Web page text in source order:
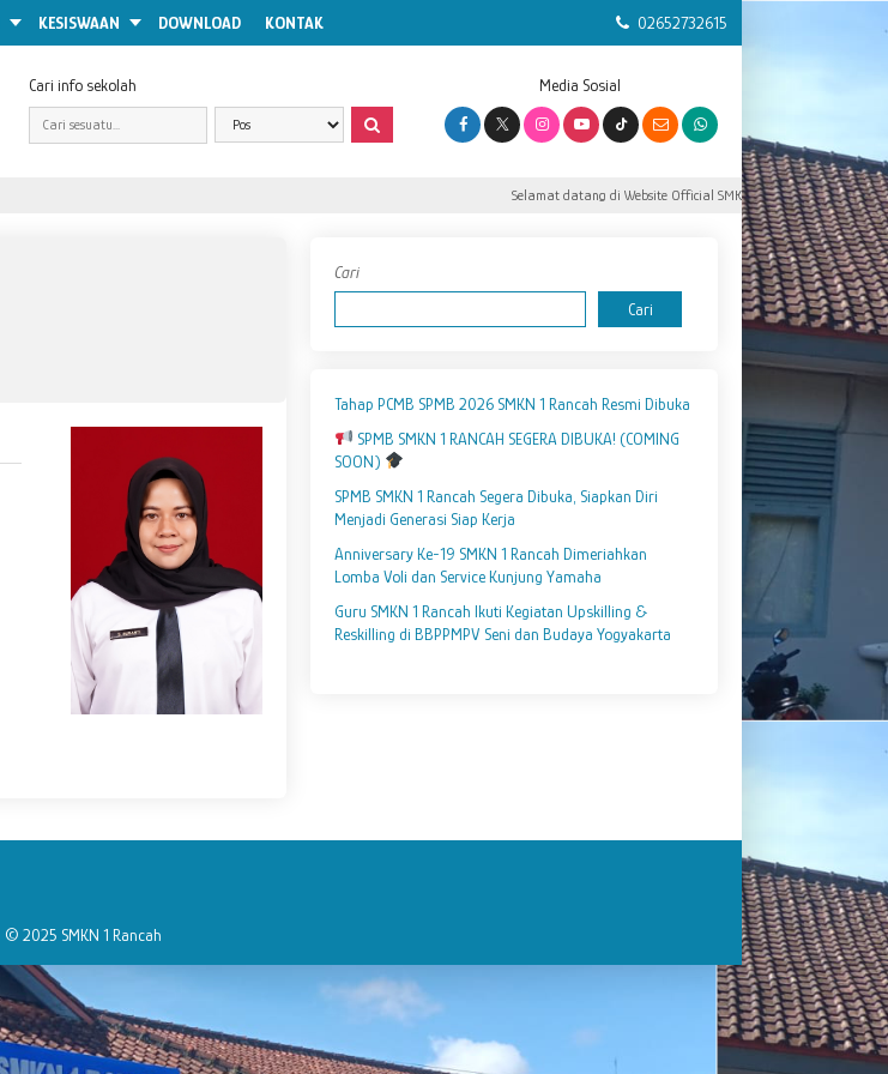
KESISWAAN DOWNLOAD KONTAK 02652732615
Cari info sekolah Media Sosial
Selamat datang di Website Official SMK Negeri 1 Rancah.
Cari
Cari
Tahap PCMB SPMB 2026 SMKN 1 Rancah Resmi Dibuka
SPMB SMKN 1 RANCAH SEGERA DIBUKA! (COMING
SOON)
SPMB SMKN 1 Rancah Segera Dibuka, Siapkan Diri
Menjadi Generasi Siap Kerja
Anniversary Ke-19 SMKN 1 Rancah Dimeriahkan
Lomba Voli dan Service Kunjung Yamaha
Guru SMKN 1 Rancah Ikuti Kegiatan Upskilling &
Reskilling di BBPPMPV Seni dan Budaya Yogyakarta
© 2025 SMKN 1 Rancah